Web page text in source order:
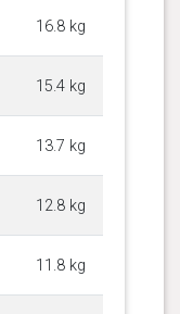
16.8 kg
15.4 kg
13.7 kg
12.8 kg
11.8 kg